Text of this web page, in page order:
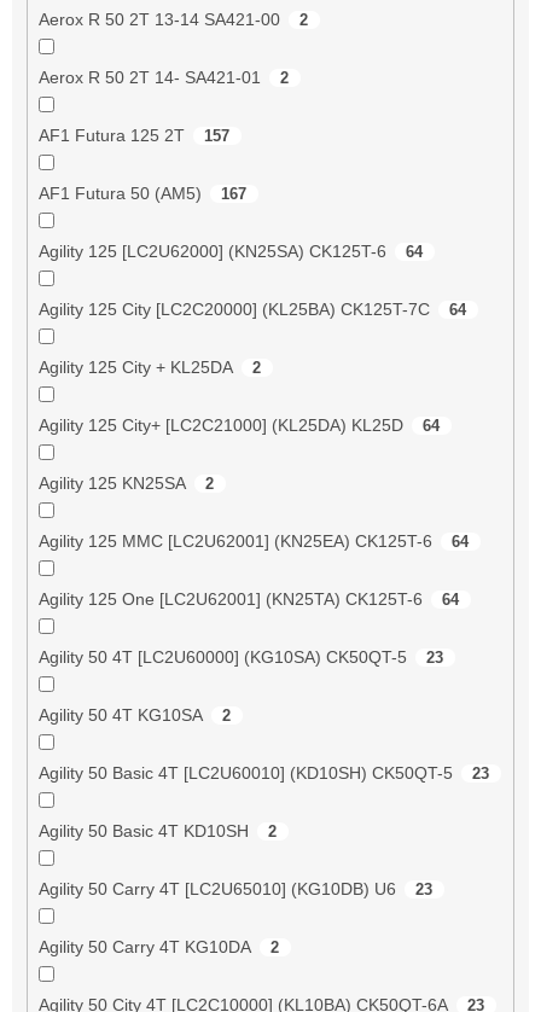
Aerox R 50 2T 13-14 SA421-00 2
Aerox R 50 2T 14- SA421-01 2
AF1 Futura 125 2T 157
AF1 Futura 50 (AM5) 167
Agility 125 [LC2U62000] (KN25SA) CK125T-6 64
Agility 125 City [LC2C20000] (KL25BA) CK125T-7C 64
Agility 125 City + KL25DA 2
Agility 125 City+ [LC2C21000] (KL25DA) KL25D 64
Agility 125 KN25SA 2
Agility 125 MMC [LC2U62001] (KN25EA) CK125T-6 64
Agility 125 One [LC2U62001] (KN25TA) CK125T-6 64
Agility 50 4T [LC2U60000] (KG10SA) CK50QT-5 23
Agility 50 4T KG10SA 2
Agility 50 Basic 4T [LC2U60010] (KD10SH) CK50QT-5 23
Agility 50 Basic 4T KD10SH 2
Agility 50 Carry 4T [LC2U65010] (KG10DB) U6 23
Agility 50 Carry 4T KG10DA 2
Agility 50 City 4T [LC2C10000] (KL10BA) CK50QT-6A 23